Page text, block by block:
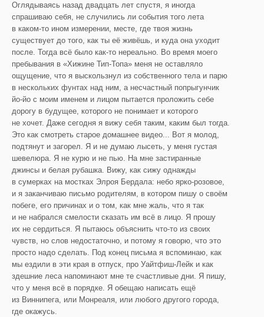
Оглядываясь назад двадцать лет спустя, я иногда
спрашиваю себя, не случились ли события того лета
в каком-то ином измерении, месте, где твоя жизнь
существует до того, как ты её живёшь, и куда она уходит
после. Тогда всё было как-то нереально. Во время моего
пребывания в «Хижине Тип-Топа» меня не оставляло
ощущение, что я выскользнул из собственного тела и парю
в нескольких фунтах над ним, а несчастный попрыгунчик
йо-йо с моим именем и лицом пытается проложить себе
дорогу в будущее, которого не понимает и которого
не хочет. Даже сегодня я вижу себя таким, каким был тогда.
Это как смотреть старое домашнее видео... Вот я молод,
подтянут и загорел. Я и не думаю лысеть, у меня густая
шевелюра. Я не курю и не пью. На мне застиранные
джинсы и белая рубашка. Вижу, как сижу однажды
в сумерках на мостках Элроя Бердала: небо ярко-розовое,
и я заканчиваю письмо родителям, в котором пишу о своём
побеге, его причинах и о том, как мне жаль, что я так
и не набрался смелости сказать им всё в лицо. Я прошу
их не сердиться. Я пытаюсь объяснить что-то из своих
чувств, но слов недостаточно, и потому я говорю, что это
просто надо сделать. Под конец письма я вспоминаю, как
мы ездили в эти края в отпуск, про Уайтфиш-Лейк и как
здешние леса напоминают мне те счастливые дни. Я пишу,
что у меня всё в порядке. Я обещаю написать ещё
из Виннипега, или Монреаля, или любого другого города,
где окажусь.